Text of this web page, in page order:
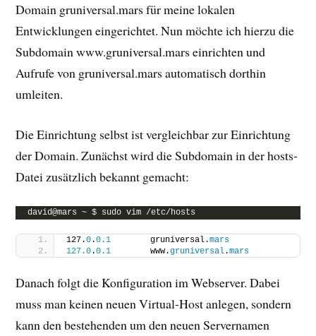
Domain gruniversal.mars für meine lokalen
Entwicklungen eingerichtet. Nun möchte ich hierzu die
Subdomain www.gruniversal.mars einrichten und
Aufrufe von gruniversal.mars automatisch dorthin
umleiten.
Die Einrichtung selbst ist vergleichbar zur Einrichtung
der Domain. Zunächst wird die Subdomain in der hosts-
Datei zusätzlich bekannt gemacht:
david@mars ~ $ sudo vim /etc/hosts
127.0.0.1
        gruniversal.
mars
127.0.0.1
        www.
gruniversal.mars
Danach folgt die Konfiguration im Webserver. Dabei
muss man keinen neuen Virtual-Host anlegen, sondern
kann den bestehenden um den neuen Servernamen